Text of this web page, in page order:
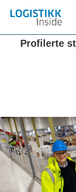
Profilerte